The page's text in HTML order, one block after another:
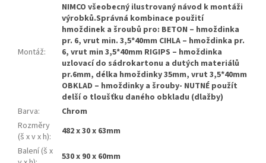
Montáž:
NIMCO všeobecný ilustrovaný návod k montáži
výrobků.Správná kombinace použití
hmoždinek a šroubů pro: BETON – hmoždinka
pr. 6, vrut min. 3,5*40mm CIHLA – hmoždinka pr.
6, vrut min 3,5*40mm RIGIPS – hmoždinka
uzlovací do sádrokartonu a dutých materiálů
pr.6mm, délka hmoždinky 35mm, vrut 3,5*40mm
OBKLAD – hmoždinky a šrouby- NUTNÉ použít
delší o tloušťku daného obkladu (dlažby)
Barva:
Chrom
Rozměry
(š x v x h):
482 x 30 x 63mm
Balení (š x
530 x 90 x 60mm